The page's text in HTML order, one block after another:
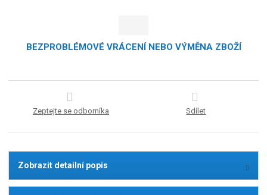
BEZPROBLÉMOVÉ VRÁCENÍ NEBO VÝMĚNA ZBOŽÍ
Zeptejte se odborníka Sdílet
Zobrazit detailní popis